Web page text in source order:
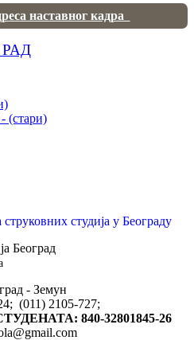
наставног кадра
(стари)
Београд
- Земун
(011) 2105-727;
840-32801845-26